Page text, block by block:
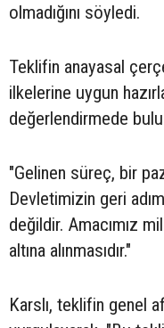
olmadığını söyledi.
Teklifin anayasal
ilkelerine uygun
değerlendirmede
"Gelinen süreç, bir
Devletimizin geri
değildir. Amacımız
altına alınmasıdır."
Karslı, teklifin genel